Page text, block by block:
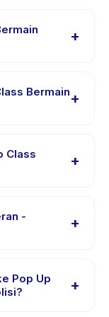
+
Bermain+
10 menit lebih
Class
+
dan paket
Anda akan
-
+
petunjuk
Pop Up
+